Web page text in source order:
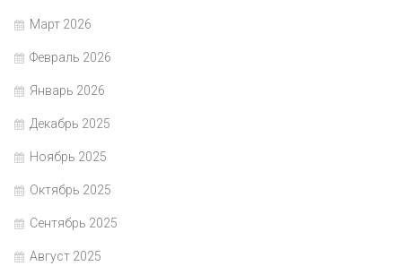
Март 2026
Февраль 2026
Январь 2026
Декабрь 2025
Ноябрь 2025
Октябрь 2025
Сентябрь 2025
Август 2025